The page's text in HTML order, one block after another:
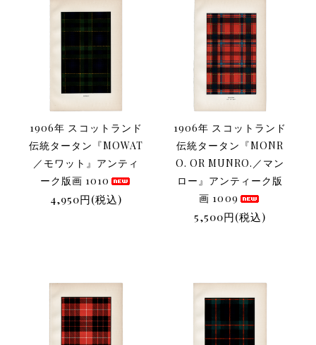
1906年 スコットランド
伝統タータン『MOWAT
／モワット』アンティ
ーク版画 1010
4,950円(税込)
1906年 スコットランド
伝統タータン『MONR
O. OR MUNRO.／マン
ロー』アンティーク版
画 1009
5,500円(税込)